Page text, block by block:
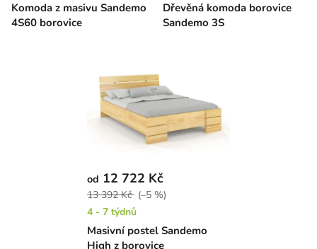
Komoda z masivu Sandemo
4S60 borovice
Dřevěná komoda borovice
Sandemo 3S
Masivní postel Sandemo
High z borovice
od 12 722 Kč
13 392 Kč (–5 %)
4 - 7 týdnů